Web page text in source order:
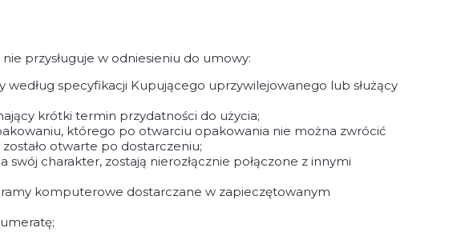
przysługuje w odniesieniu do umowy:
specyfikacji Kupującego uprzywilejowanego lub służący
krótki termin przydatności do użycia;
którego po otwarciu opakowania nie można zwrócić
otwarte po dostarczeniu;
charakter, zostają nierozłącznie połączone z innymi
komputerowe dostarczane w zapieczętowanym